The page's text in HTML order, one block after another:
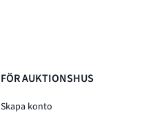
FÖR AUKTIONSHUS
Skapa konto